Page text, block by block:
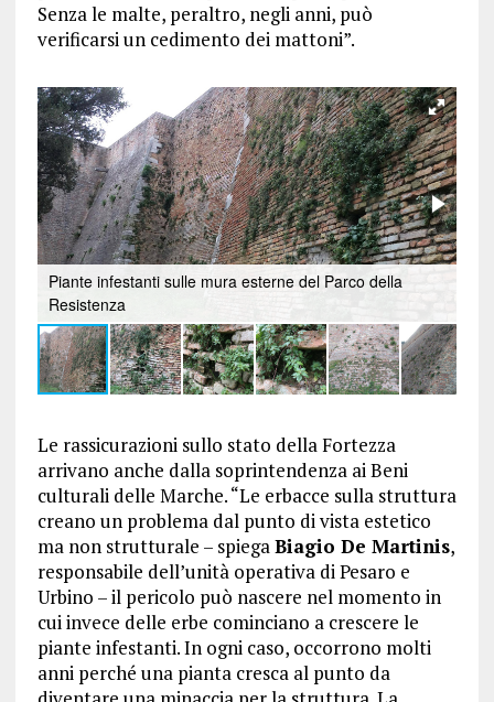
Senza le malte, peraltro, negli anni, può
verificarsi un cedimento dei mattoni”.
Piante infestanti sulle mura esterne del Parco della
Resistenza
Le rassicurazioni sullo stato della Fortezza
arrivano anche dalla soprintendenza ai Beni
culturali delle Marche. “Le erbacce sulla struttura
creano un problema dal punto di vista estetico
ma non strutturale – spiegaBiagio De Martinis,
responsabile dell’unità operativa di Pesaro e
Urbino – il pericolo può nascere nel momento in
cui invece delle erbe cominciano a crescere le
piante infestanti. In ogni caso, occorrono molti
anni perché una pianta cresca al punto da